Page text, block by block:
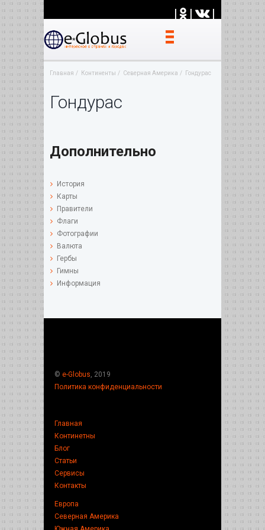
| | |
Главная Континенты Северная Америка Гондурас
Гондурас
Дополнительно
История
Карты
Правители
Флаги
Фотографии
Валюта
Гербы
Гимны
Информация
© e-Globus , 2019
Политика конфиденциальности
Главная
Континетны
Блог
Статьи
Сервисы
Контакты
Европа
Северная Америка